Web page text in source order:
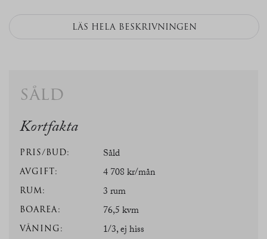
LÄS HELA BESKRIVNINGEN
såld
Kortfakta
PRIS/BUD: Såld
AVGIFT: 4 708 kr/mån
RUM: 3 rum
BOAREA: 76,5 kvm
VÅNING: 1/3, ej hiss